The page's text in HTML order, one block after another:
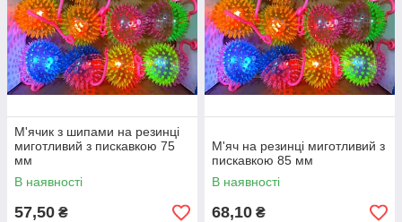
М'ячик з шипами на резинці
миготливий з пискавкою 75
мм
В наявності
57,50 ₴
М'яч на резинці миготливий з
пискавкою 85 мм
В наявності
68,10 ₴